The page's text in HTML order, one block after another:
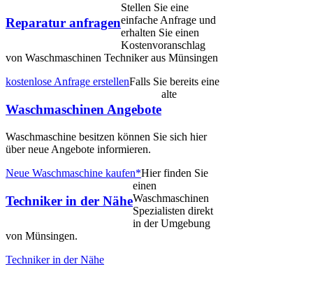
Reparatur anfragen
Stellen Sie eine
einfache Anfrage und
erhalten Sie einen
Kostenvoranschlag
von Waschmaschinen Techniker aus Münsingen
kostenlose Anfrage erstellen
Waschmaschinen Angebote
Falls Sie bereits eine
alte
Waschmaschine besitzen können Sie sich hier
über neue Angebote informieren.
Neue Waschmaschine kaufen*
Techniker in der Nähe
Hier finden Sie
einen
Waschmaschinen
Spezialisten direkt
in der Umgebung
von Münsingen.
Techniker in der Nähe